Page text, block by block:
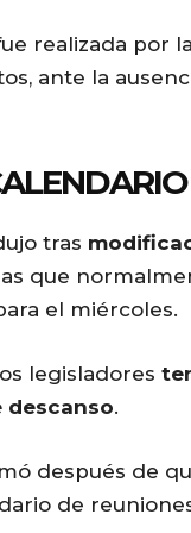
realizada por
ante la
tras
que
el miércoles.
legisladores
descanso.
después de
de